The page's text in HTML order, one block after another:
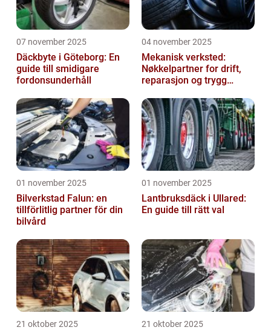
07 november 2025
Däckbyte i Göteborg: En
guide till smidigare
fordonsunderhåll
04 november 2025
Mekanisk verksted:
Nøkkelpartner for drift,
reparasjon og trygg
01 november 2025
Bilverkstad Falun: en
tillförlitlig partner för din
bilvård
01 november 2025
Lantbruksdäck i Ullared:
En guide till rätt val
21 oktober 2025 21 oktober 2025